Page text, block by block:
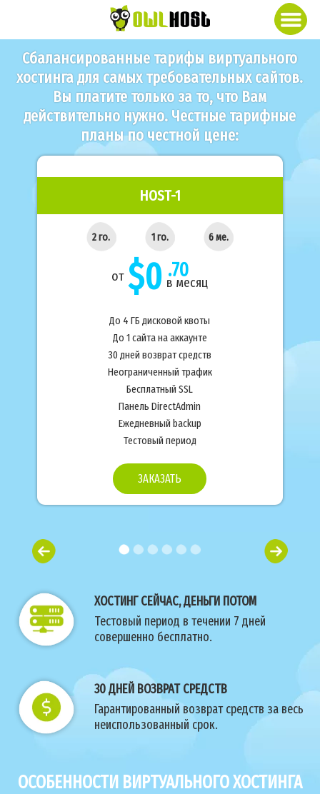
Сбалансированные тарифы виртуального
хостинга для самых требовательных сайтов.
Вы платите только за то, что Вам
действительно нужно. Честные тарифные
планы по честной цене:
HOST-1
2 го. 1 го. 6 ме.
от $0 .70
в месяц
До 4 ГБ дисковой квоты
До 1 сайта на аккаунте
30 дней возврат средств
Неограниченный трафик
Бесплатный SSL
Панель DirectAdmin
Ежедневный backup
Тестовый период
ЗАКАЗАТЬ
ХОСТИНГ СЕЙЧАС, ДЕНЬГИ ПОТОМ
Тестовый период в течении 7 дней
совершенно бесплатно.
30 ДНЕЙ ВОЗВРАТ СРЕДСТВ
Гарантированный возврат средств за весь
неиспользованный срок.
ОСОБЕННОСТИ ВИРТУАЛЬНОГО ХОСТИНГА